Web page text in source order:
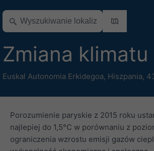
Zmiana klimatu
Euskal Autonomia Erkidegoa, Hiszpania,
Porozumienie paryskie z 2015 roku
najlepiej do 1,5°C w porównaniu z
ograniczenia wzrostu emisji gazów